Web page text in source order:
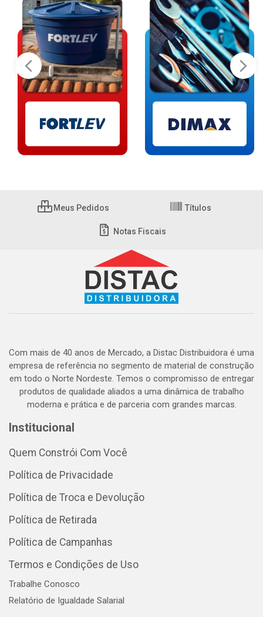
Meus Pedidos Títulos
Notas Fiscais
Com mais de 40 anos de Mercado, a Distac Distribuidora é uma
empresa de referência no segmento de material de construção
em todo o Norte Nordeste. Temos o compromisso de entregar
produtos de qualidade aliados a uma dinâmica de trabalho
moderna e prática e de parceria com grandes marcas.
Institucional
Quem Constrói Com Você
Política de Privacidade
Política de Troca e Devolução
Política de Retirada
Política de Campanhas
Termos e Condições de Uso
Trabalhe Conosco
Relatório de Igualdade Salarial